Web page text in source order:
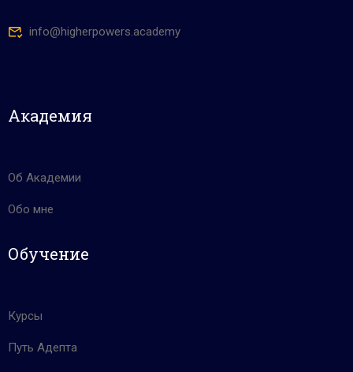
info@higherpowers.academy
Академия
Об Академии
Обо мне
Обучение
Курсы
Путь Адепта